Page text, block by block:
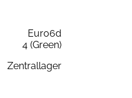
Euro6d
4 (Green)
Zentrallager